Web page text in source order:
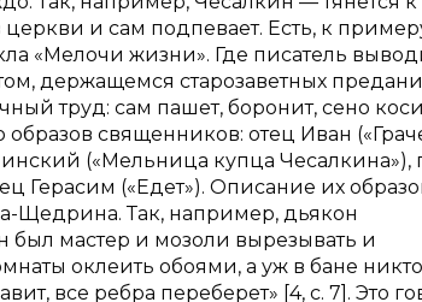
и сам подпевает. Есть, к
«Мелочи жизни». Где писатель
держащемся старозаветных
труд: сам пашет, боронит, сено
священников: отец Иван
(«Мельница купца Чесалкина»),
Герасим («Едет»). Описание их
Щедрина. Так, например, дьякон
был мастер и мозоли вырезывать и
оклеить обоями, а уж в бане
все ребра переберет» [4, с. 7]. Это